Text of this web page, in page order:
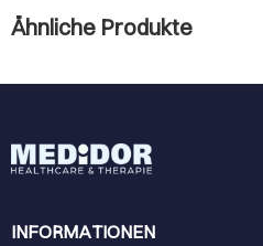
Ähnliche Produkte
INFORMATIONEN